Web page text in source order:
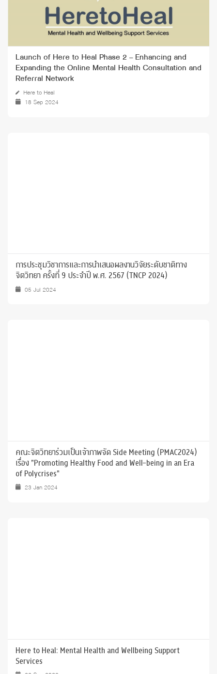
Launch of Here to Heal Phase 2 – Enhancing and
Expanding the Online Mental Health Consultation and
Referral Network
Here to Heal
18 Sep 2024
การประชุมวิชาการและการนำเสนอผลงานวิจัยระดับชาติทาง
จิตวิทยา ครั้งที่ 9 ประจำปี พ.ศ. 2567 (TNCP 2024)
05 Jul 2024
คณะจิตวิทยาร่วมเป็นเจ้าภาพจัด Side Meeting (PMAC2024)
เรื่อง "Promoting Healthy Food and Well-being in an Era
of Polycrises"
23 Jan 2024
Here to Heal: Mental Health and Wellbeing Support
Services